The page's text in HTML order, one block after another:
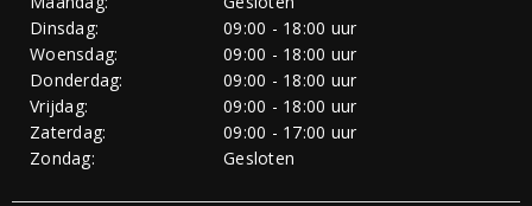
Dinsdag:
09:00 - 18:00 uur
Woensdag:
09:00 - 18:00 uur
Donderdag:
09:00 - 18:00 uur
Vrijdag:
09:00 - 18:00 uur
Zaterdag:
09:00 - 17:00 uur
Zondag:
Gesloten